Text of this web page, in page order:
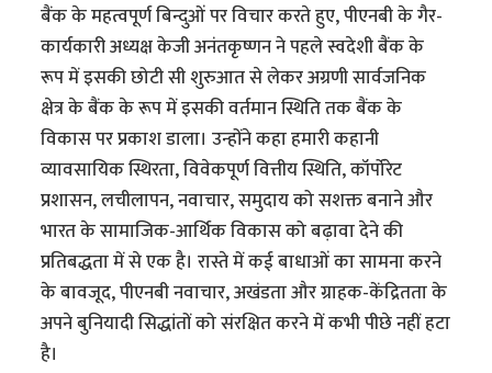
बैंक के महत्वपूर्ण बिन्दुओं पर विचार करते हुए, पीएनबी के गैर-
कार्यकारी अध्यक्ष केजी अनंतकृष्णन ने पहले स्वदेशी बैंक के
रूप में इसकी छोटी सी शुरुआत से लेकर अग्रणी सार्वजनिक
क्षेत्र के बैंक के रूप में इसकी वर्तमान स्थिति तक बैंक के
विकास पर प्रकाश डाला। उन्होंने कहा हमारी कहानी
व्यावसायिक स्थिरता, विवेकपूर्ण वित्तीय स्थिति, कॉर्पोरेट
प्रशासन, लचीलापन, नवाचार, समुदाय को सशक्त बनाने और
भारत के सामाजिक-आर्थिक विकास को बढ़ावा देने की
प्रतिबद्धता में से एक है। रास्ते में कई बाधाओं का सामना करने
के बावजूद, पीएनबी नवाचार, अखंडता और ग्राहक-केंद्रितता के
अपने बुनियादी सिद्धांतों को संरक्षित करने में कभी पीछे नहीं हटा
है।